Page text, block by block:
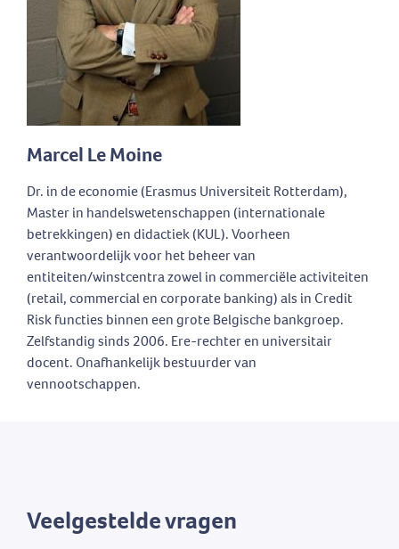
Marcel Le Moine
Dr. in de economie (Erasmus Universiteit Rotterdam),
Master in handelswetenschappen (internationale
betrekkingen) en didactiek (KUL). Voorheen
verantwoordelijk voor het beheer van
entiteiten/winstcentra zowel in commerciële activiteiten
(retail, commercial en corporate banking) als in Credit
Risk functies binnen een grote Belgische bankgroep.
Zelfstandig sinds 2006. Ere-rechter en universitair
docent. Onafhankelijk bestuurder van
vennootschappen.
Veelgestelde vragen